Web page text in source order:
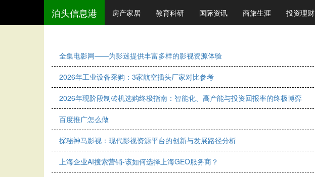
泊头信息港 房产家居 教育科研 国际资讯 商旅生涯 投资理财
全集电影网——为影迷提供丰富多样的影视资源体验
2026年工业设备采购：3家航空插头厂家对比参考
2026年现阶段制砖机选购终极指南：智能化、高产能与投资回报率的终极博弈
百度推广怎么做
探秘神马影视：现代影视资源平台的创新与发展路径分析
上海企业AI搜索营销-该如何选择上海GEO服务商？